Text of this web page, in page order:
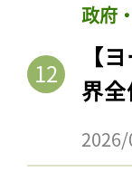
政府
【
界